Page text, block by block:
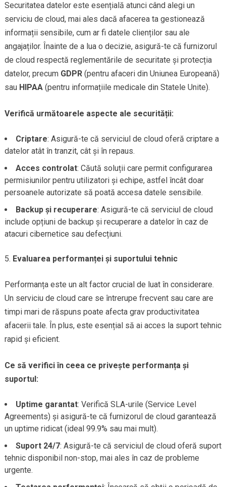
Securitatea datelor este esențială atunci când alegi un
serviciu de cloud, mai ales dacă afacerea ta gestionează
informații sensibile, cum ar fi datele clienților sau ale
angajaților. Înainte de a lua o decizie, asigură-te că furnizorul
de cloud respectă reglementările de securitate și protecția
datelor, precum GDPR(pentru afaceri din Uniunea Europeană)
sau HIPAA(pentru informațiile medicale din Statele Unite).
Verifică următoarele aspecte ale securității:
Criptare: Asigură-te că serviciul de cloud oferă criptare a
datelor atât în tranzit, cât și în repaus.
Acces controlat: Căută soluții care permit configurarea
permisiunilor pentru utilizatori și echipe, astfel încât doar
persoanele autorizate să poată accesa datele sensibile.
Backup și recuperare: Asigură-te că serviciul de cloud
include opțiuni de backup și recuperare a datelor în caz de
atacuri cibernetice sau defecțiuni.
Evaluarea performanței și suportului tehnic
Performanța este un alt factor crucial de luat în considerare.
Un serviciu de cloud care se întrerupe frecvent sau care are
timpi mari de răspuns poate afecta grav productivitatea
afacerii tale. În plus, este esențial să ai acces la suport tehnic
rapid și eficient.
Ce să verifici în ceea ce privește performanța și
suportul:
Uptime garantat: Verifică SLA-urile (Service Level
Agreements) și asigură-te că furnizorul de cloud garantează
un uptime ridicat (ideal 99.9% sau mai mult).
Suport 24/7: Asigură-te că serviciul de cloud oferă suport
tehnic disponibil non-stop, mai ales în caz de probleme
urgente.